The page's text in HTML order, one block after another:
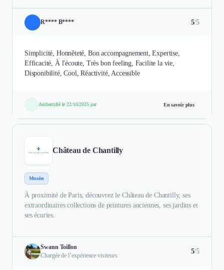
R**** B**** 5/5
Simplicité, Honnêteté, Bon accompagnement, Expertise,
Efficacité, À l'écoute, Très bon feeling, Facilite la vie,
Disponibilité, Cool, Réactivité, Accessible
Authentifié le 22/10/2025 par En savoir plus
Château de Chantilly
Musées
À proximité de Paris, découvrez le Château de Chantilly, ses
extraordinaires collections de peintures anciennes, ses jardins et
ses écuries.
Swann Toillon
Chargée de l’expérience visiteurs
5/5